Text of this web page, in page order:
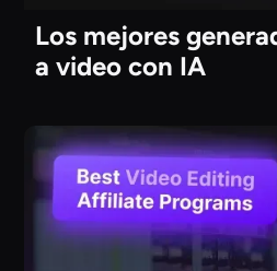
Los mejores
a video con IA